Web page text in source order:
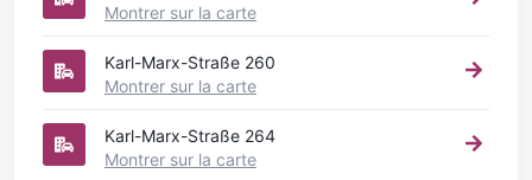
Montrer sur la carte
Karl-Marx-Straße 260
Montrer sur la carte
Karl-Marx-Straße 264
Montrer sur la carte